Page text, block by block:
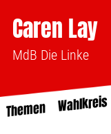
Caren Lay
MdB Die Linke
Themen Wahlkreis